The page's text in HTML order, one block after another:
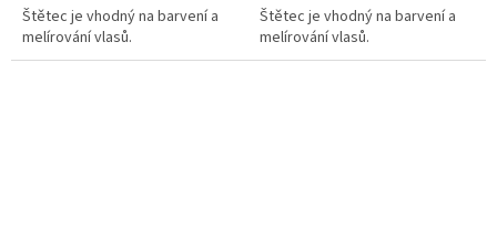
Štětec je vhodný na barvení a
melírování vlasů.
Štětec je vhodný na barvení a
melírování vlasů.